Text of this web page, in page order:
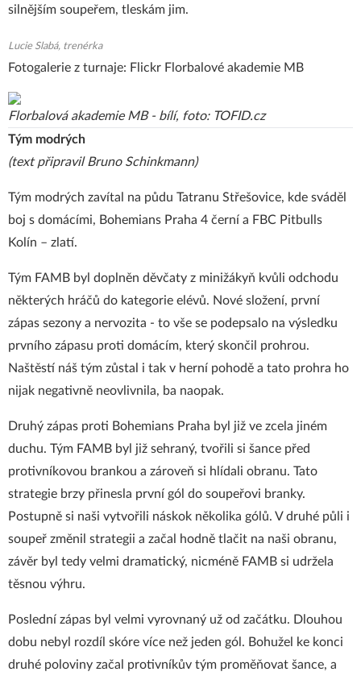
silnějším soupeřem, tleskám jim.
Lucie Slabá, trenérka
Fotogalerie z turnaje: Flickr Florbalové akademie MB
Florbalová akademie MB - bílí, foto: TOFID.cz
Tým modrých
(text připravil Bruno Schinkmann)
Tým modrých zavítal na půdu Tatranu Střešovice, kde sváděl
boj s domácími, Bohemians Praha 4 černí a FBC Pitbulls
Kolín – zlatí.
Tým FAMB byl doplněn děvčaty z minižákyň kvůli odchodu
některých hráčů do kategorie elévů. Nové složení, první
zápas sezony a nervozita - to vše se podepsalo na výsledku
prvního zápasu proti domácím, který skončil prohrou.
Naštěstí náš tým zůstal i tak v herní pohodě a tato prohra ho
nijak negativně neovlivnila, ba naopak.
Druhý zápas proti Bohemians Praha byl již ve zcela jiném
duchu. Tým FAMB byl již sehraný, tvořili si šance před
protivníkovou brankou a zároveň si hlídali obranu. Tato
strategie brzy přinesla první gól do soupeřovi branky.
Postupně si naši vytvořili náskok několika gólů. V druhé půli i
soupeř změnil strategii a začal hodně tlačit na naši obranu,
závěr byl tedy velmi dramatický, nicméně FAMB si udržela
těsnou výhru.
Poslední zápas byl velmi vyrovnaný už od začátku. Dlouhou
dobu nebyl rozdíl skóre více než jeden gól. Bohužel ke konci
druhé poloviny začal protivníkův tým proměňovat šance, a